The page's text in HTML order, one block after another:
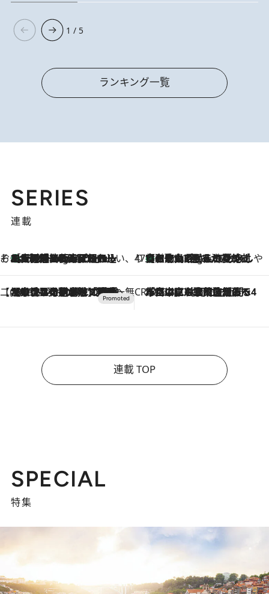
1 / 5
ランキング一覧
SERIES
連載
そおだよおこの関西おいしい、おやつ紀行1 Hour Ago
［大阪府箕面市］一皿一皿目の前で仕上げられる、料理を巧みに組み込んだアシェットデセールコース「ミチル アシェット デセール（Michiru assiette dessert）」 47都道府県の手みやげ ひんやりスイーツで夏を満喫
1 Hour Ago
【和歌山県】この夏絶対食べたい 冷やしておいしいおやつ3選 みかんがごろっと丸ごと入ったジュレ
【CREA×星野リゾート】唯一無二。癒しと発見が待つ場所へ
2026.8.7
【トンボの足水浴】ヒノキの香りに包まれて涼感マックス！約13℃の湧水かけ流しを避暑地「星野温泉 トンボの湯」で体験 CREA'S CHOICE
2026.8.7
「立川にも歌舞伎があるんだよ」 片岡仁左衛門・市川中車ら豪華座組みで4年目の立川立飛歌舞伎へ
連載 TOP
SPECIAL
特集